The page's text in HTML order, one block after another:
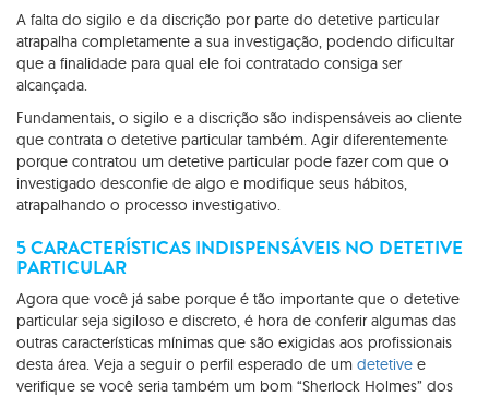
A falta do sigilo e da discrição por parte do detetive particular
atrapalha completamente a sua investigação, podendo dificultar
que a finalidade para qual ele foi contratado consiga ser
alcançada.
Fundamentais, o sigilo e a discrição são indispensáveis ao cliente
que contrata o detetive particular também. Agir diferentemente
porque contratou um detetive particular pode fazer com que o
investigado desconfie de algo e modifique seus hábitos,
atrapalhando o processo investigativo.
5 CARACTERÍSTICAS INDISPENSÁVEIS NO DETETIVE
PARTICULAR
Agora que você já sabe porque é tão importante que o detetive
particular seja sigiloso e discreto, é hora de conferir algumas das
outras características mínimas que são exigidas aos profissionais
desta área. Veja a seguir o perfil esperado de um detetive e
verifique se você seria também um bom “Sherlock Holmes” dos